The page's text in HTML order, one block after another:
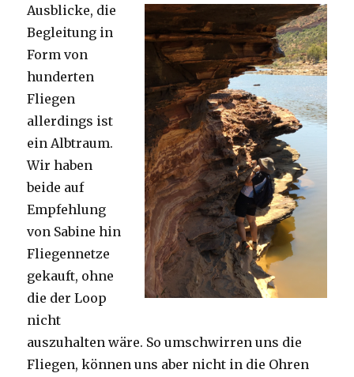
Ausblicke, die
Begleitung in
Form von
hunderten
Fliegen
allerdings ist
ein Albtraum.
Wir haben
beide auf
Empfehlung
von Sabine hin
Fliegennetze
gekauft, ohne
die der Loop
nicht
auszuhalten wäre. So umschwirren uns die
Fliegen, können uns aber nicht in die Ohren